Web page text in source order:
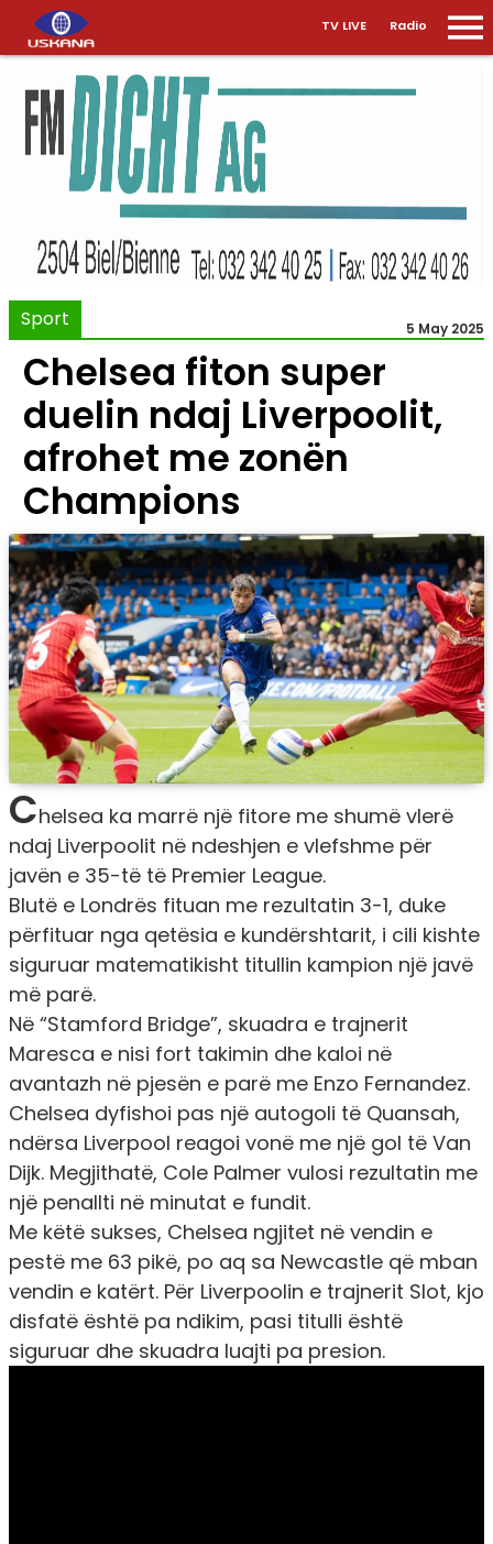
TV LIVE Radio
Sport 5 May 2025
Chelsea fiton super
duelin ndaj Liverpoolit,
afrohet me zonën
Champions
Chelsea ka marrë një fitore me shumë vlerë
ndaj Liverpoolit në ndeshjen e vlefshme për
javën e 35-të të Premier League.
Blutë e Londrës fituan me rezultatin 3-1, duke
përfituar nga qetësia e kundërshtarit, i cili kishte
siguruar matematikisht titullin kampion një javë
më parë.
Në “Stamford Bridge”, skuadra e trajnerit
Maresca e nisi fort takimin dhe kaloi në
avantazh në pjesën e parë me Enzo Fernandez.
Chelsea dyfishoi pas një autogoli të Quansah,
ndërsa Liverpool reagoi vonë me një gol të Van
Dijk. Megjithatë, Cole Palmer vulosi rezultatin me
një penallti në minutat e fundit.
Me këtë sukses, Chelsea ngjitet në vendin e
pestë me 63 pikë, po aq sa Newcastle që mban
vendin e katërt. Për Liverpoolin e trajnerit Slot, kjo
disfatë është pa ndikim, pasi titulli është
siguruar dhe skuadra luajti pa presion.